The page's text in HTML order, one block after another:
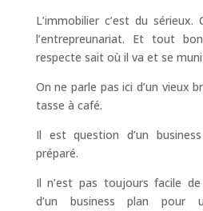
L’immobilier c’est du sérieux.
l’entrepreunariat. Et tout
respecte sait où il va et se
On ne parle pas ici d’un vieux
tasse à café.
Il est question d’un
préparé.
Il n’est pas toujours facile
d’un business plan pour